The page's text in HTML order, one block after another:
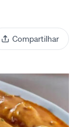
Compartilhar